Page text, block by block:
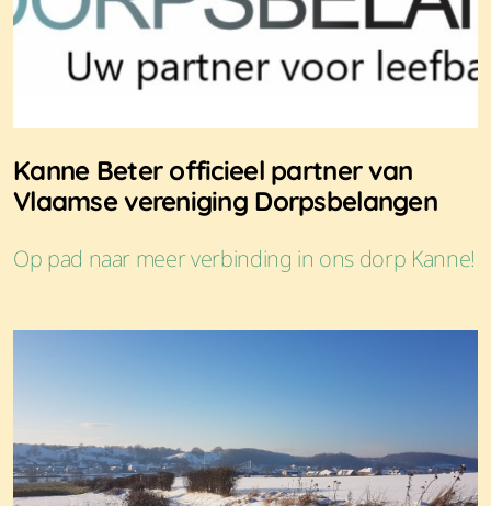
Kanne Beter officieel partner van
Vlaamse vereniging Dorpsbelangen
Op pad naar meer verbinding in ons dorp Kanne!